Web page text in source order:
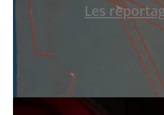
Les